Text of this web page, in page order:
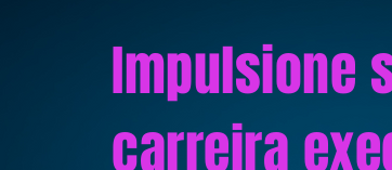
Impulsione
carreira